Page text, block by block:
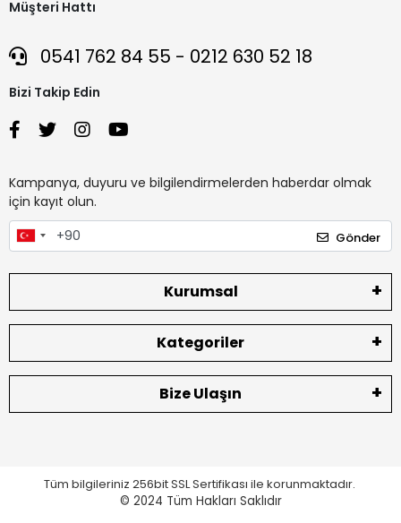
Müşteri Hattı
0541 762 84 55 - 0212 630 52 18
Bizi Takip Edin
Kampanya, duyuru ve bilgilendirmelerden haberdar olmak
için kayıt olun.
Gönder
Kurumsal
Kategoriler
Bize Ulaşın
Tüm bilgileriniz 256bit SSL Sertifikası ile korunmaktadır.
© 2024 Tüm Hakları Saklıdır